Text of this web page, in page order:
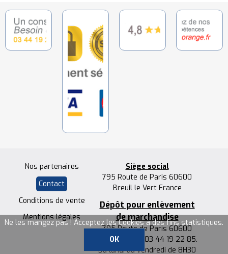
Nos partenaires
Contact
Conditions de vente
Mentions légales
Siège social
795 Route de Paris 60600
Breuil le Vert France
Dépôt pour enlèvement
de marchandise
795 Route de Paris 60600
Breuil le Vert: 03 44 19 22 85.
Du lundi au vendredi de 8H30
Ne les mangez pas ! Acceptez les Cookies à des fins statistiques.
OK